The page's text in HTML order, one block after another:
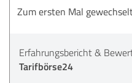
Zum ersten Mal
Erfahrungsbericht &
Tarifbörse24